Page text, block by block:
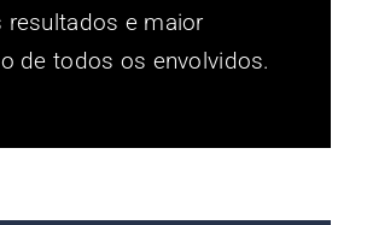
resultados e maior
de todos os envolvidos.